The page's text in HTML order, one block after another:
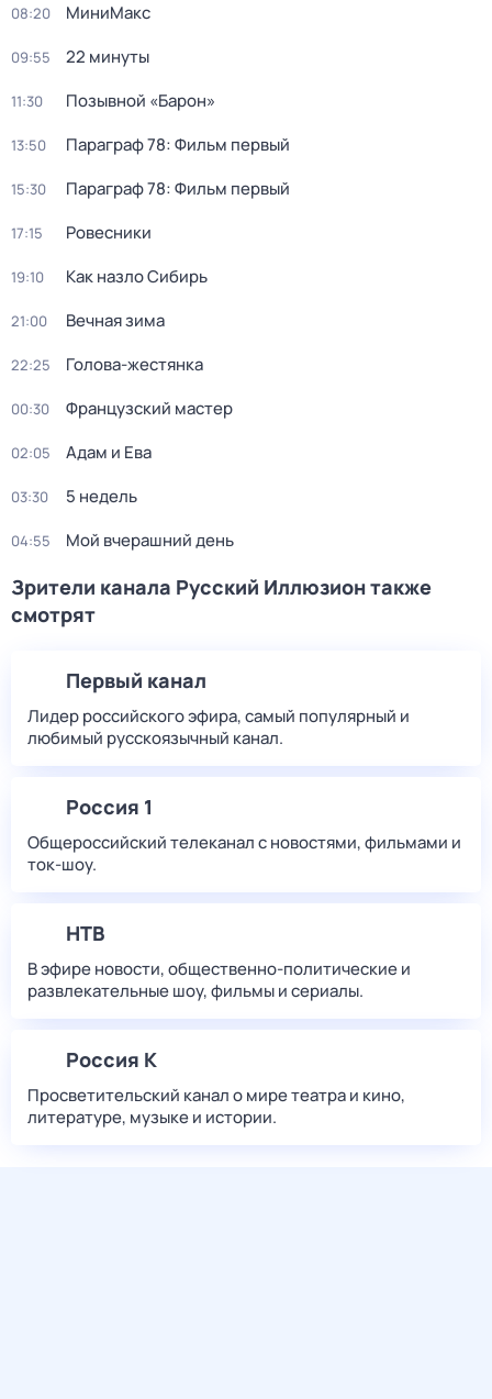
08:20 МиниМакс
09:55 22 минуты
11:30 Позывной «Барон»
13:50 Параграф 78: Фильм первый
15:30 Параграф 78: Фильм первый
17:15 Ровесники
19:10 Как назло Сибирь
21:00 Вечная зима
22:25 Голова-жестянка
00:30 Французский мастер
02:05 Адам и Ева
03:30 5 недель
04:55 Мой вчерашний день
Зрители канала Русский Иллюзион также
смотрят
Первый канал
Лидер российского эфира, самый популярный и
любимый русскоязычный канал.
Россия 1
Общероссийский телеканал с новостями, фильмами и
ток-шоу.
НТВ
В эфире новости, общественно-политические и
развлекательные шоу, фильмы и сериалы.
Россия К
Просветительский канал о мире театра и кино,
литературе, музыке и истории.